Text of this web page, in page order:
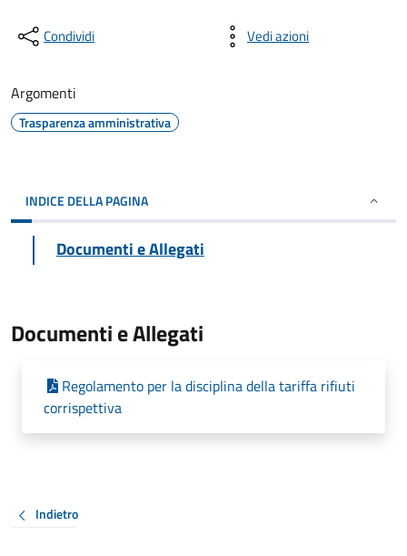
Condividi Vedi azioni
Argomenti
Trasparenza amministrativa
INDICE DELLA PAGINA
Documenti e Allegati
Documenti e Allegati
Regolamento per la disciplina della tariffa rifiuti
corrispettiva
Indietro